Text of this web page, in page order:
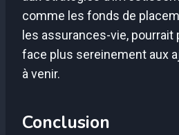
comme les fonds de
les assurances-vie,
face plus sereinement aux
à venir.
Conclusion